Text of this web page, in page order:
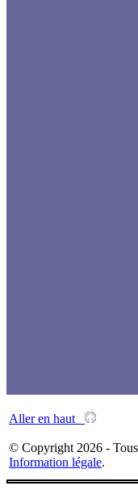
Aller en haut
© Copyright 2026 -
Information légale.